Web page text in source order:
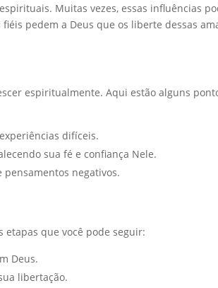
Muitas vezes, essas influências
pedem a Deus que os liberte dessas
espiritualmente. Aqui estão alguns
difíceis.
sua fé e confiança Nele.
negativos.
que você pode seguir:
Deus.
libertação.